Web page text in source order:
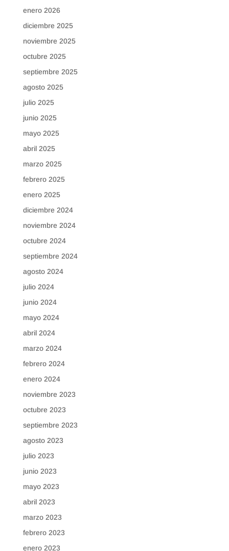
enero 2026
diciembre 2025
noviembre 2025
octubre 2025
septiembre 2025
agosto 2025
julio 2025
junio 2025
mayo 2025
abril 2025
marzo 2025
febrero 2025
enero 2025
diciembre 2024
noviembre 2024
octubre 2024
septiembre 2024
agosto 2024
julio 2024
junio 2024
mayo 2024
abril 2024
marzo 2024
febrero 2024
enero 2024
noviembre 2023
octubre 2023
septiembre 2023
agosto 2023
julio 2023
junio 2023
mayo 2023
abril 2023
marzo 2023
febrero 2023
enero 2023